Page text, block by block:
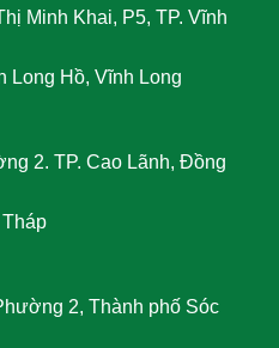
Minh Khai, P5, TP. Vĩnh
Long Hồ, Vĩnh Long
2. TP. Cao Lãnh, Đồng
2, Thành phố Sóc